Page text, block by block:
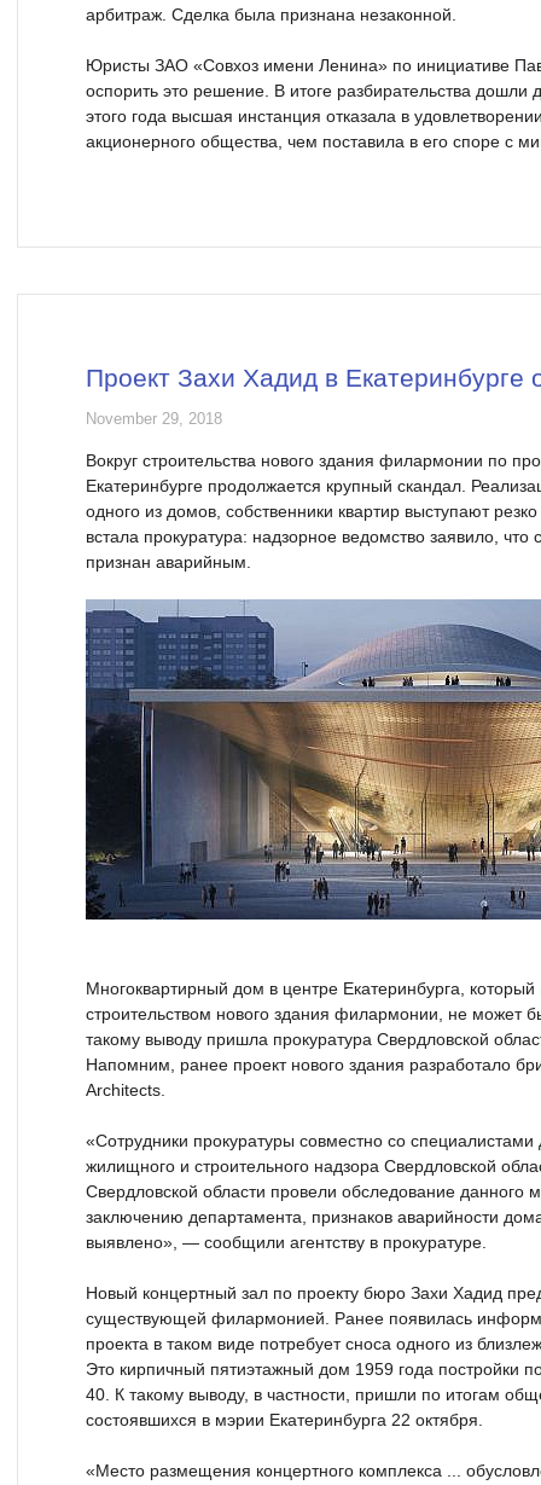
арбитраж. Сделка была признана незаконной.
Юристы ЗАО «Совхоз имени Ленина» по инициативе
оспорить это решение. В итоге разбирательства дошли
этого года высшая инстанция отказала в
акционерного общества, чем поставила в его споре с
Проект Захи Хадид в Екатеринбурге
November 29, 2018
Вокруг строительства нового здания филармонии по
Екатеринбурге продолжается крупный скандал.
одного из домов, собственники квартир выступают
встала прокуратура: надзорное ведомство заявило,
признан аварийным.
Многоквартирный дом в центре Екатеринбурга,
строительством нового здания филармонии, не может
такому выводу пришла прокуратура Свердловской
Напомним, ранее проект нового здания разработало
Architects.
«Сотрудники прокуратуры совместно со специалистами
жилищного и строительного надзора Свердловской
Свердловской области провели обследование данного
заключению департамента, признаков аварийности
выявлено», — сообщили агентству в прокуратуре.
Новый концертный зал по проекту бюро Захи Хадид
существующей филармонией. Ранее появилась
проекта в таком виде потребует сноса одного из
Это кирпичный пятиэтажный дом 1959 года постройки
40. К такому выводу, в частности, пришли по итогам
состоявшихся в мэрии Екатеринбурга 22 октября.
«Место размещения концертного комплекса ...